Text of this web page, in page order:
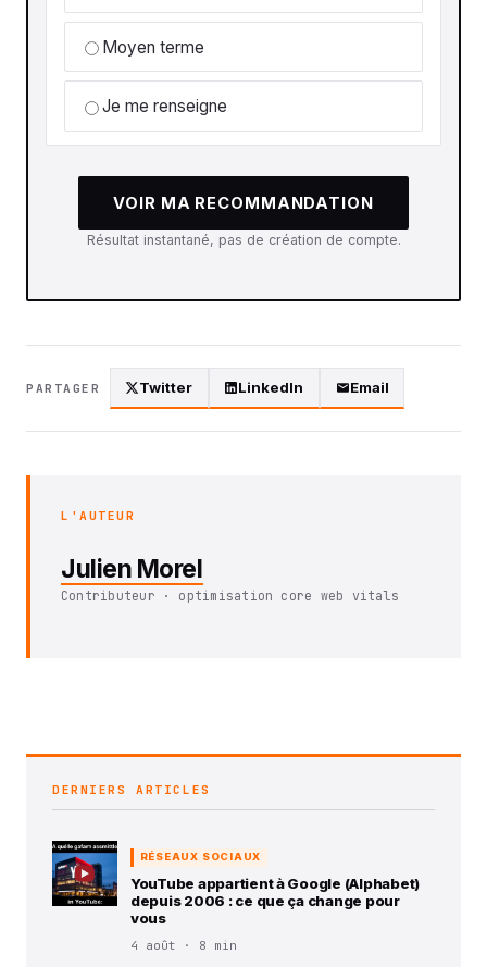
Moyen terme
Je me renseigne
VOIR MA RECOMMANDATION
Résultat instantané, pas de création de compte.
PARTAGER Twitter LinkedIn Email
L'AUTEUR
Julien Morel
Contributeur · optimisation core web vitals
DERNIERS ARTICLES
RÉSEAUX SOCIAUX
YouTube appartient à Google (Alphabet)
depuis 2006 : ce que ça change pour
vous
4 août · 8 min